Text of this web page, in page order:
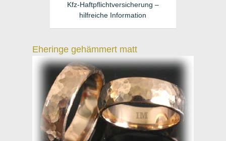
Kfz-Haftpflichtversicherung –
hilfreiche Information
Eheringe gehämmert matt